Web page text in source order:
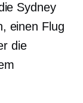
Sydney
einen Flug
die